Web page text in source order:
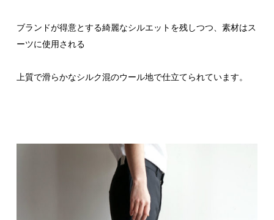
ブランドが得意とする綺麗なシルエットを残しつつ、素材はス
ーツに使用される
上質で滑らかなシルク混のウール地で仕立てられています。